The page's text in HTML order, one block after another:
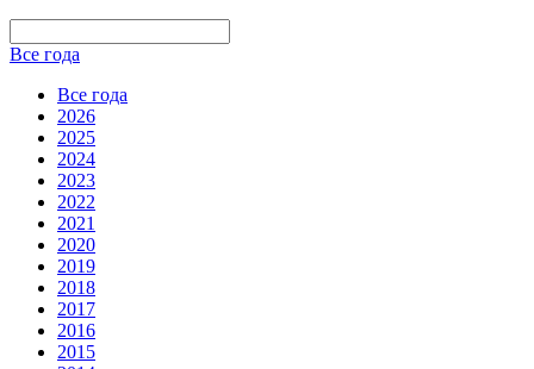
Все года
Все года
2026
2025
2024
2023
2022
2021
2020
2019
2018
2017
2016
2015